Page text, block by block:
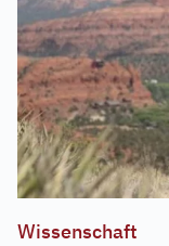
Wissenschaft